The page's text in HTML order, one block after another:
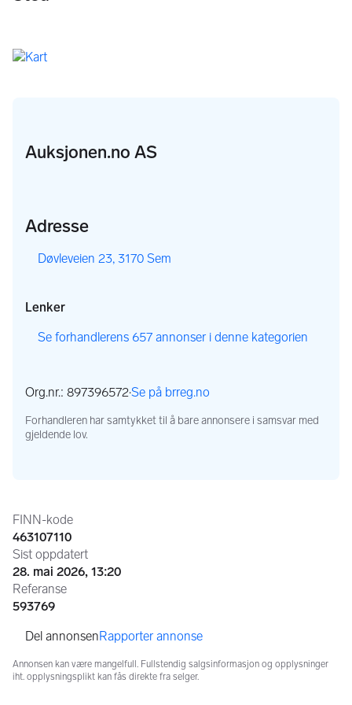
Auksjonen.no AS
Adresse
Døvleveien 23, 3170 Sem
Lenker
Se forhandlerens 657 annonser i denne kategorien
Org.nr.: 897396572·Se på brreg.no
,
Forhandleren har samtykket til å bare annonsere i samsvar med
gjeldende lov.
Annonseinformasjon
FINN-kode
463107110
Sist oppdatert
28. mai 2026, 13:20
Referanse
593769
Rapporter annonse
Annonsen kan være mangelfull. Fullstendig salgsinformasjon og opplysninger
iht. opplysningsplikt kan fås direkte fra selger.